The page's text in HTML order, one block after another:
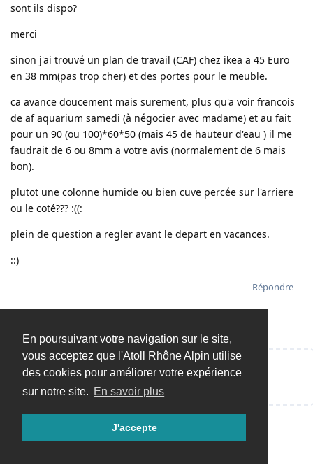
En poursuivant votre navigation sur le site,
vous acceptez que l'Atoll Rhône Alpin utilise
des cookies pour améliorer votre expérience
sur notre site. En savoir plus
J'accepte
sont ils dispo?
merci
sinon j'ai trouvé un plan de travail (CAF) chez ikea a 45 Euro
en 38 mm(pas trop cher) et des portes pour le meuble.
ca avance doucement mais surement, plus qu'a voir francois
de af aquarium samedi (à négocier avec madame) et au fait
pour un 90 (ou 100)*60*50 (mais 45 de hauteur d'eau ) il me
faudrait de 6 ou 8mm a votre avis (normalement de 6 mais
bon).
plutot une colonne humide ou bien cuve percée sur l'arriere
ou le coté??? :((:
plein de question a regler avant le depart en vacances.
::)
Répondre
Répondre…